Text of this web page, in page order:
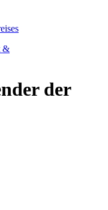
&
der